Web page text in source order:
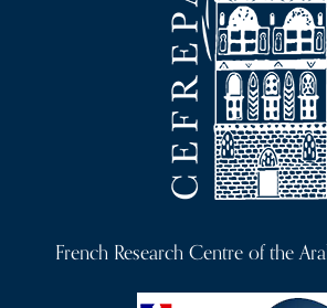
French Research Centre of the